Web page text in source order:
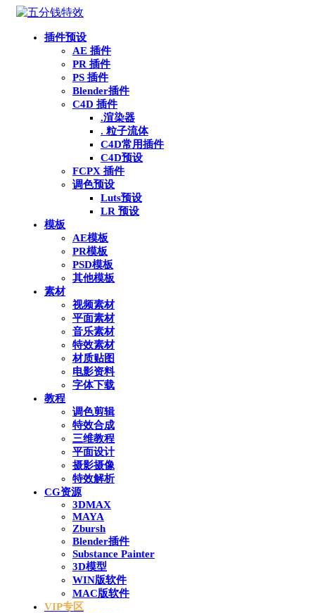
插件预设
AE 插件
PR 插件
PS 插件
Blender插件
C4D 插件
.渲染器
. 粒子流体
C4D常用插件
C4D预设
FCPX 插件
调色预设
Luts预设
LR 预设
模板
AE模板
PR模板
PSD模板
其他模板
素材
视频素材
平面素材
音乐素材
特效素材
材质贴图
电影资料
字体下载
教程
调色剪辑
特效合成
三维教程
平面设计
摄影摄像
特效解析
CG资源
3DMAX
MAYA
Zbursh
Blender插件
Substance Painter
3D模型
WIN版软件
MAC版软件
VIP专区